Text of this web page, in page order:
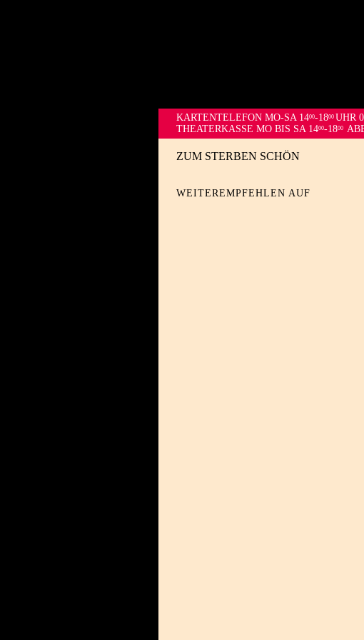
KARTENTELEFON MO-SA 1400-1800 UHR
THEATERKASSE MO BIS SA 1400-1800
ZUM STERBEN SCHÖN
WEITEREMPFEHLEN AUF